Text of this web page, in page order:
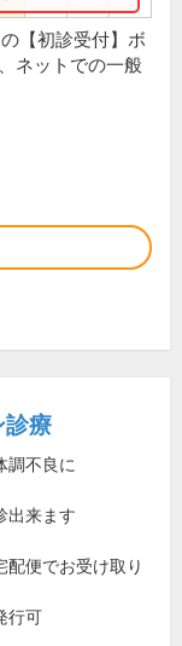
【初診受付】ボ
ネットでの一般
診療
調不良に
出来ます
配便でお受け取り
行可